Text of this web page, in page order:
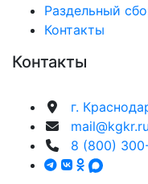
Раздельный
Контакты
Контакты
г.
mail@kgkr.ru
8 (800)